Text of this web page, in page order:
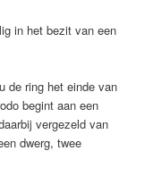
in het bezit van een
de ring het einde van
begint aan een
vergezeld van
dwerg, twee